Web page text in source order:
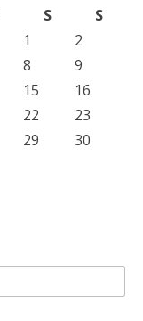
S
S
1
2
8
9
15
16
22
23
29
30